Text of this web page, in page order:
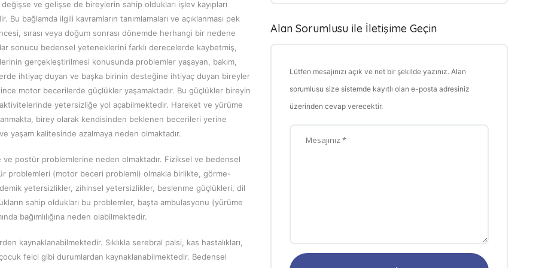
ve gelişse de bireylerin sahip oldukları işlev kayıpları
bağlamda ilgili kavramların tanımlamaları ve açıklanması pek
sırası veya doğum sonrası dönemde herhangi bir nedene
sonucu bedensel yeteneklerini farklı derecelerde kaybetmiş,
gerçekleştirilmesi konusunda problemler yaşayan, bakım,
ihtiyaç duyan ve başka birinin desteğine ihtiyaç duyan bireyler
motor becerilerde güçlükler yaşamaktadır. Bu güçlükler bireyin
yetersizliğe yol açabilmektedir. Hareket ve yürüme
birey olarak kendisinden beklenen becerileri yerine
yaşam kalitesinde azalmaya neden olmaktadır.
postür problemlerine neden olmaktadır. Fiziksel ve bedensel
problemleri (motor beceri problemi) olmakla birlikte, görme-
yetersizlikler, zihinsel yetersizlikler, beslenme güçlükleri, dil
sahip oldukları bu problemler, başta ambulasyonu (yürüme
bağımlılığına neden olabilmektedir.
kaynaklanabilmektedir. Sıklıkla serebral palsi, kas hastalıkları,
felci gibi durumlardan kaynaklanabilmektedir. Bedensel
Alan Sorumlusu ile İletişime Geçin
Lütfen mesajınızı açık ve net bir şekilde yazınız. Alan
sorumlusu size sistemde kayıtlı olan e-posta adresiniz
üzerinden cevap verecektir.